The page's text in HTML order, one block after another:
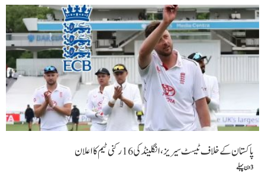
پاکستان کے خلاف ٹیسٹ سیریز، انگلینڈ کی 16 رکنی ٹیم کا اعلان
3 دن پہلے